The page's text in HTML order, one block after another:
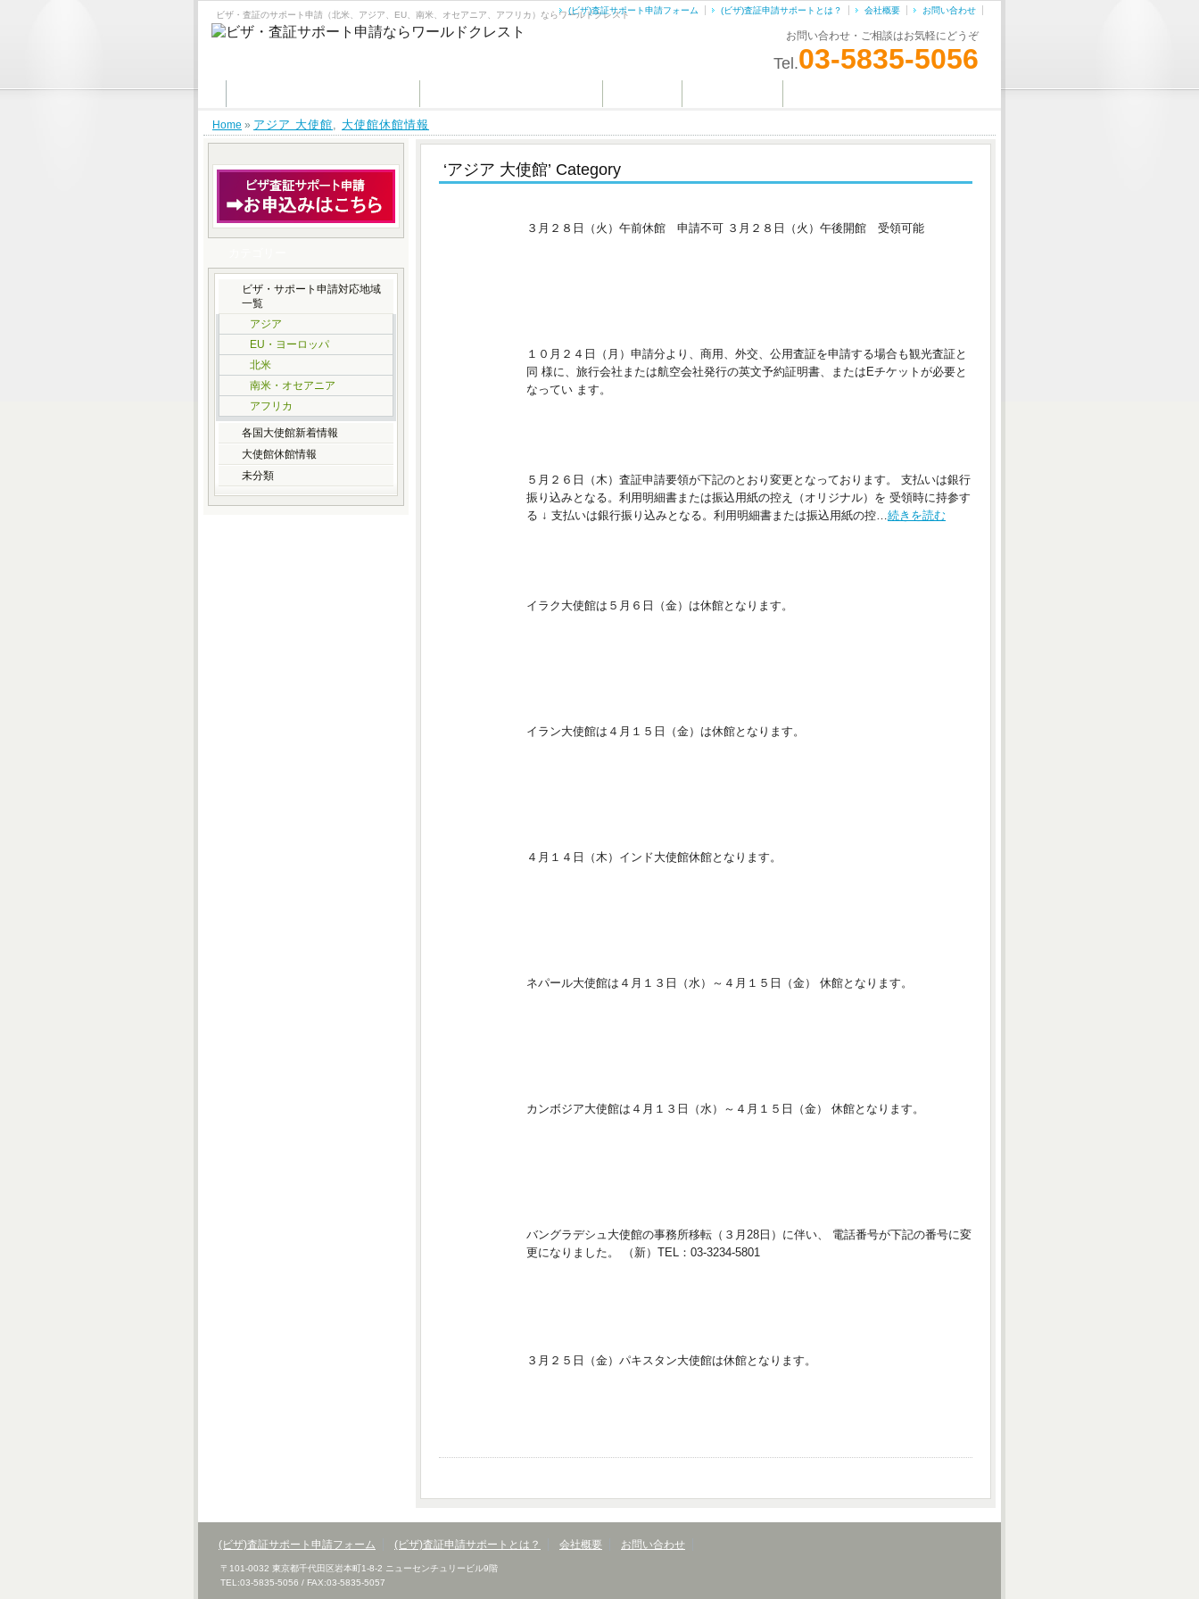
ビザ・査証のサポート申請（北米、アジア、EU、南米、オセアニア、アフリカ）ならワールドクレスト
お問い合わせ・ご相談はお気軽にどうぞ
Tel.03-5835-5056
(ビザ)査証サポート申請フォーム (ビザ)査証申請サポートとは？ 会社概要 お問い合わせ
Home » アジア 大使館, 大使館休館情報
‘アジア 大使館’ Category
３月２８日（火）午前休館 申請不可 ３月２８日（火）午後開館 受領可能
１０月２４日（月）申請分より、商用、外交、公用査証を申請する場合も観光査証と
同 様に、旅行会社または航空会社発行の英文予約証明書、またはEチケットが必要と
なってい ます。
５月２６日（木）査証申請要領が下記のとおり変更となっております。 支払いは銀行
振り込みとなる。利用明細書または振込用紙の控え（オリジナル）を 受領時に持参す
る ↓ 支払いは銀行振り込みとなる。利用明細書または振込用紙の控…続きを読む
イラク大使館は５月６日（金）は休館となります。
イラン大使館は４月１５日（金）は休館となります。
４月１４日（木）インド大使館休館となります。
ネパール大使館は４月１３日（水）～４月１５日（金） 休館となります。
カンボジア大使館は４月１３日（水）～４月１５日（金） 休館となります。
バングラデシュ大使館の事務所移転（３月28日）に伴い、 電話番号が下記の番号に変
更になりました。 （新）TEL：03-3234-5801
３月２５日（金）パキスタン大使館は休館となります。
ビザ・サポート申請対応地域
一覧
アジア
EU・ヨーロッパ
北米
南米・オセアニア
アフリカ
各国大使館新着情報
大使館休館情報
未分類
(ビザ)査証サポート申請フォーム (ビザ)査証申請サポートとは？ 会社概要 お問い合わせ
〒101-0032 東京都千代田区岩本町1-8-2 ニューセンチュリービル9階
TEL:03-5835-5056 / FAX:03-5835-5057